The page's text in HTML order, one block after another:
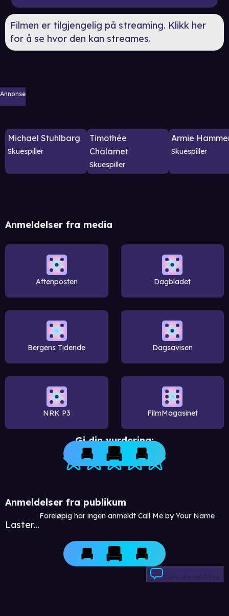
Filmen er tilgjengelig på streaming. Klikk her
for å se hvor den kan streames.
Annonse
Michael Stuhlbarg
Skuespiller
Timothée
Chalamet
Skuespiller
Armie
Skuespiller
Anmeldelser fra media
Aftenposten Dagbladet
Bergens Tidende Dagsavisen
NRK P3 FilmMagasinet
Gi din vurdering:
Anmeldelser fra publikum
Laster...
Foreløpig har ingen anmeldt Call Me by Your Name
Skriv anmeldelse